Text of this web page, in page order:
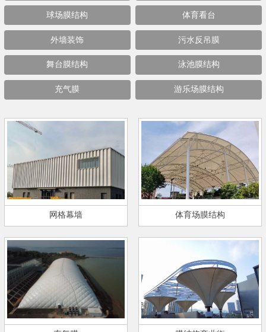
球场膜结构 体育看台
外墙装饰 污水反吊膜
舞台膜结构 泳池膜结构
充气膜 游乐场膜结构
网格幕墙 体育场膜结构